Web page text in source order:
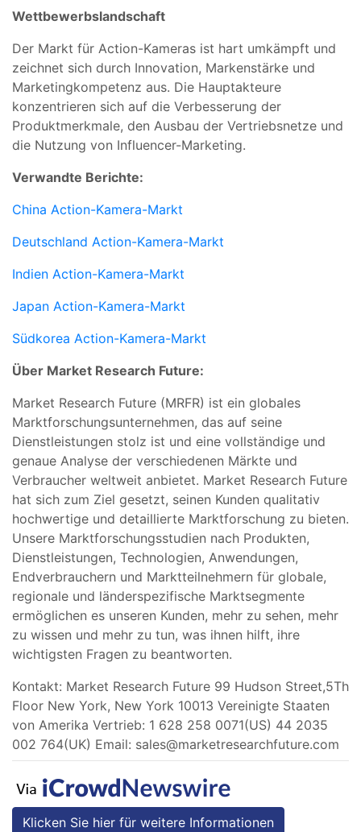
Wettbewerbslandschaft
Der Markt für Action-Kameras ist hart umkämpft und
zeichnet sich durch Innovation, Markenstärke und
Marketingkompetenz aus. Die Hauptakteure
konzentrieren sich auf die Verbesserung der
Produktmerkmale, den Ausbau der Vertriebsnetze und
die Nutzung von Influencer-Marketing.
Verwandte Berichte:
China Action-Kamera-Markt
Deutschland Action-Kamera-Markt
Indien Action-Kamera-Markt
Japan Action-Kamera-Markt
Südkorea Action-Kamera-Markt
Über Market Research Future:
Market Research Future (MRFR) ist ein globales
Marktforschungsunternehmen, das auf seine
Dienstleistungen stolz ist und eine vollständige und
genaue Analyse der verschiedenen Märkte und
Verbraucher weltweit anbietet. Market Research Future
hat sich zum Ziel gesetzt, seinen Kunden qualitativ
hochwertige und detaillierte Marktforschung zu bieten.
Unsere Marktforschungsstudien nach Produkten,
Dienstleistungen, Technologien, Anwendungen,
Endverbrauchern und Marktteilnehmern für globale,
regionale und länderspezifische Marktsegmente
ermöglichen es unseren Kunden, mehr zu sehen, mehr
zu wissen und mehr zu tun, was ihnen hilft, ihre
wichtigsten Fragen zu beantworten.
Kontakt: Market Research Future 99 Hudson Street,5Th
Floor New York, New York 10013 Vereinigte Staaten
von Amerika Vertrieb: 1 628 258 0071(US) 44 2035
002 764(UK) Email: sales@marketresearchfuture.com
Klicken Sie hier für weitere Informationen